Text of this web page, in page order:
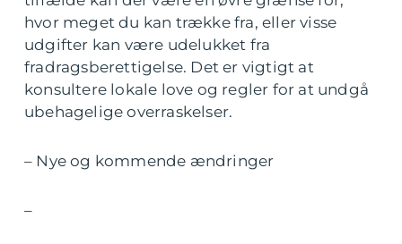
hvor meget du kan trække fra, eller visse
udgifter kan være udelukket fra
fradragsberettigelse. Det er vigtigt at
konsultere lokale love og regler for at undgå
ubehagelige overraskelser.
– Nye og kommende ændringer
–